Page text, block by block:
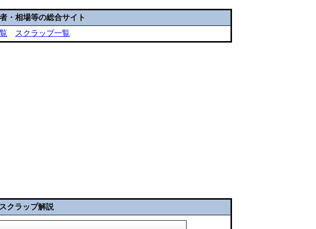
・相場等の総合サイト
スクラップ一覧
クラップ解説